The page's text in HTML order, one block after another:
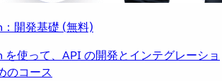
開発基礎 (無料)
使って、API の開発とインテグレーショ
のコース